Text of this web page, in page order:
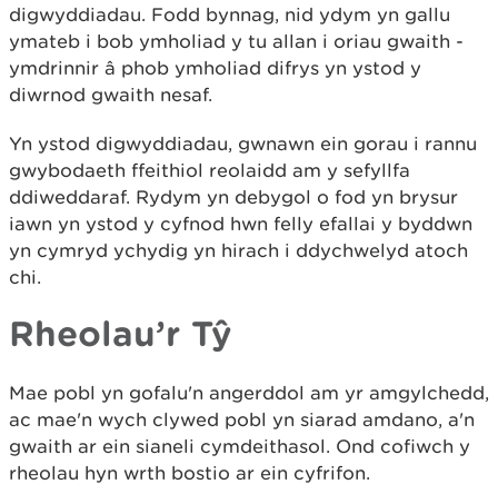
digwyddiadau. Fodd bynnag, nid ydym yn gallu
ymateb i bob ymholiad y tu allan i oriau gwaith -
ymdrinnir â phob ymholiad difrys yn ystod y
diwrnod gwaith nesaf.
Yn ystod digwyddiadau, gwnawn ein gorau i rannu
gwybodaeth ffeithiol reolaidd am y sefyllfa
ddiweddaraf. Rydym yn debygol o fod yn brysur
iawn yn ystod y cyfnod hwn felly efallai y byddwn
yn cymryd ychydig yn hirach i ddychwelyd atoch
chi.
Rheolau’r Tŷ
Mae pobl yn gofalu'n angerddol am yr amgylchedd,
ac mae'n wych clywed pobl yn siarad amdano, a'n
gwaith ar ein sianeli cymdeithasol. Ond cofiwch y
rheolau hyn wrth bostio ar ein cyfrifon.